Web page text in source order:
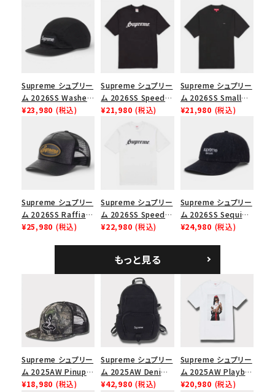
価格から探す
円 ～
在庫のない商品を表示する
絞り込んで検索する
Supreme シュプリー
ム 2026SS Washed
Chino Twill Camp
ノツイル キャンプキャ
ップ ブラック
¥23,980 (税込)
Supreme シュプリー
ム 2026SS Speed
Tee スピードTシャツ
¥21,980 (税込)
Supreme シュプリー
ム 2026SS Small
Box Tee スモールボ
¥21,980 (税込)
Supreme シュプリー
ム 2026SS Raffia
Mesh Back 5-Panel
¥25,980 (税込)
Supreme シュプリー
ム 2026SS Speed
Tee スピードTシャツ
¥22,980 (税込)
Supreme シュプリー
ム 2026SS Sequin
Denim Classic
シックロゴ 6パネルキ
ャップ ブラック
¥24,980 (税込)
もっと見る
Supreme シュプリー
ム 2025AW Pinup
Mesh Back 5-Panel
¥18,980 (税込)
Supreme シュプリー
ム 2025AW Denim
Backpack デニム バ
¥42,980 (税込)
Supreme シュプリー
ム 2025AW Playboi
Carti Tee プレイボ
¥20,980 (税込)